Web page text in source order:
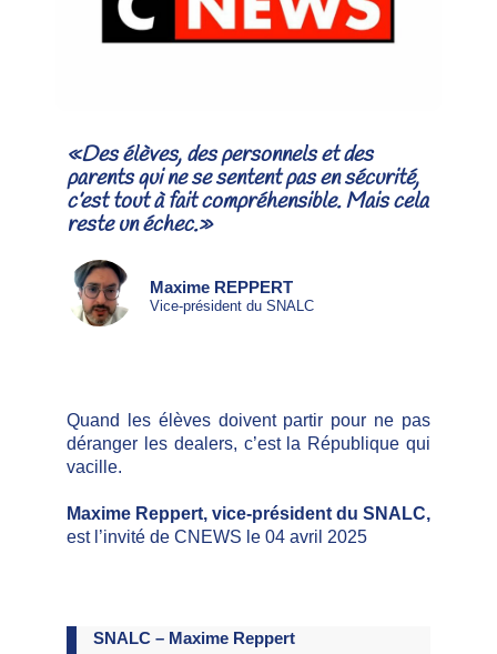
«Des élèves, des personnels et des
parents qui ne se sentent pas en sécurité,
c’est tout à fait compréhensible. Mais cela
reste un échec.»
Maxime REPPERT
Vice-président du SNALC
Quand les élèves doivent partir pour ne pas
déranger les dealers, c’est la République qui
vacille.
Maxime Reppert, vice-président du SNALC,
estl’invité de CNEWS le 04 avril 2025
SNALC – Maxime Reppert